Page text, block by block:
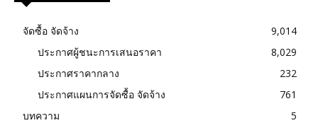
จัดซื้อ จัดจ้าง
9,014
ประกาศผู้ชนะการเสนอราคา
8,029
ประกาศราคากลาง
232
ประกาศแผนการจัดซื้อ จัดจ้าง
761
บทความ
5